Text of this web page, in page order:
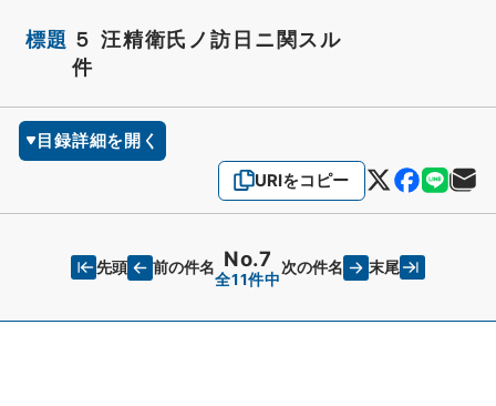
標題 ５ 汪精衛氏ノ訪日ニ関スル
件
目録詳細を開く
URIをコピー
先頭 前の件名 No.7
全11件中
次の件名 末尾